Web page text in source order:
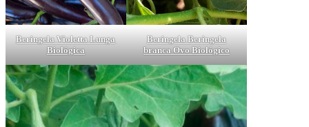
Beringela Violetta Lunga
Biológica
Beringela Beringela
branca Ovo Biológico